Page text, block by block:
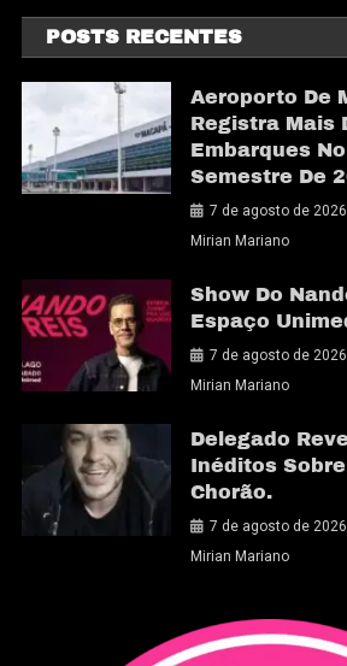
POSTS RECENTES
Aeroporto De
Registra Mais
Embarques
Semestre De
7 de agosto de 2026
Mirian Mariano
Show Do
Espaço
7 de agosto de 2026
Mirian Mariano
Delegado
Inéditos
Chorão.
7 de agosto de 2026
Mirian Mariano